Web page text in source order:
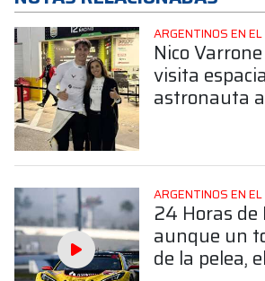
ARGENTINOS EN
Nico
visita
astronauta
ARGENTINOS EN
24 Horas
aunque un
de la pelea,